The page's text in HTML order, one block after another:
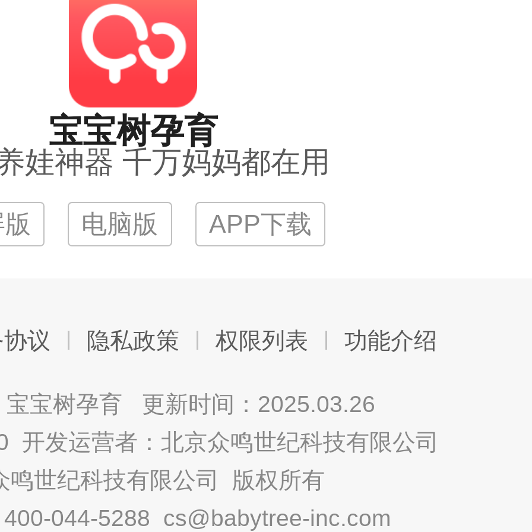
宝宝树孕育
娃神器 千万妈妈都在用
电脑版 APP下载
议 隐私政策 权限列表 功能介绍
宝宝树孕育 更新时间：2025.03.26
开发运营者：北京众鸣世纪科技有限公司
鸣世纪科技有限公司 版权所有
044-5288 cs@babytree-inc.com